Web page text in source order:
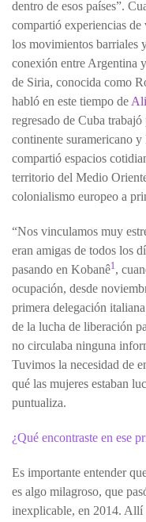
dentro de esos países”.
compartió experiencias
los movimientos barriales
conexión entre Argentina
de Siria, conocida como
habló en este tiempo de
regresado de Cuba trabajó
continente suramericano
compartió espacios
territorio del Medio
colonialismo europeo a
“Nos vinculamos muy
eran amigas de todos los
pasando en Kobanê1,
ocupación, desde
primera delegación
de la lucha de liberación
no circulaba ninguna
Tuvimos la necesidad de
qué las mujeres estaban
puntualiza.
¿Qué encontraste en ese
Es importante entender
es algo milagroso, que
inexplicable, en 2014. Allí